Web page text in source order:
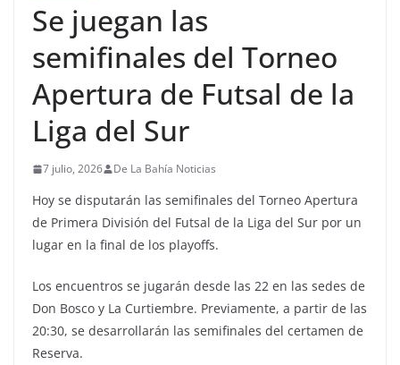
Se juegan las
semifinales del Torneo
Apertura de Futsal de la
Liga del Sur
7 julio, 2026 De La Bahía Noticias
Hoy se disputarán las semifinales del Torneo Apertura
de Primera División del Futsal de la Liga del Sur por un
lugar en la final de los playoffs.
Los encuentros se jugarán desde las 22 en las sedes de
Don Bosco y La Curtiembre. Previamente, a partir de las
20:30, se desarrollarán las semifinales del certamen de
Reserva.